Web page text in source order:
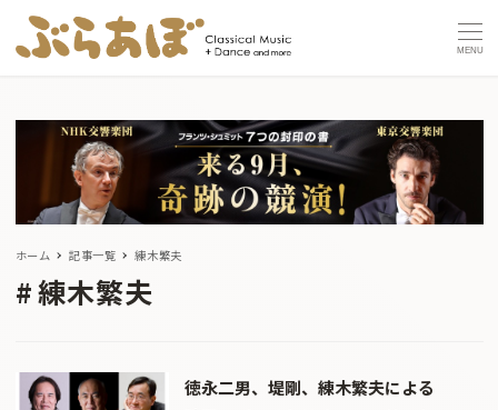
MENU
ホーム 記事一覧 練木繁夫
練木繁夫
徳永二男、堤剛、練木繁夫による